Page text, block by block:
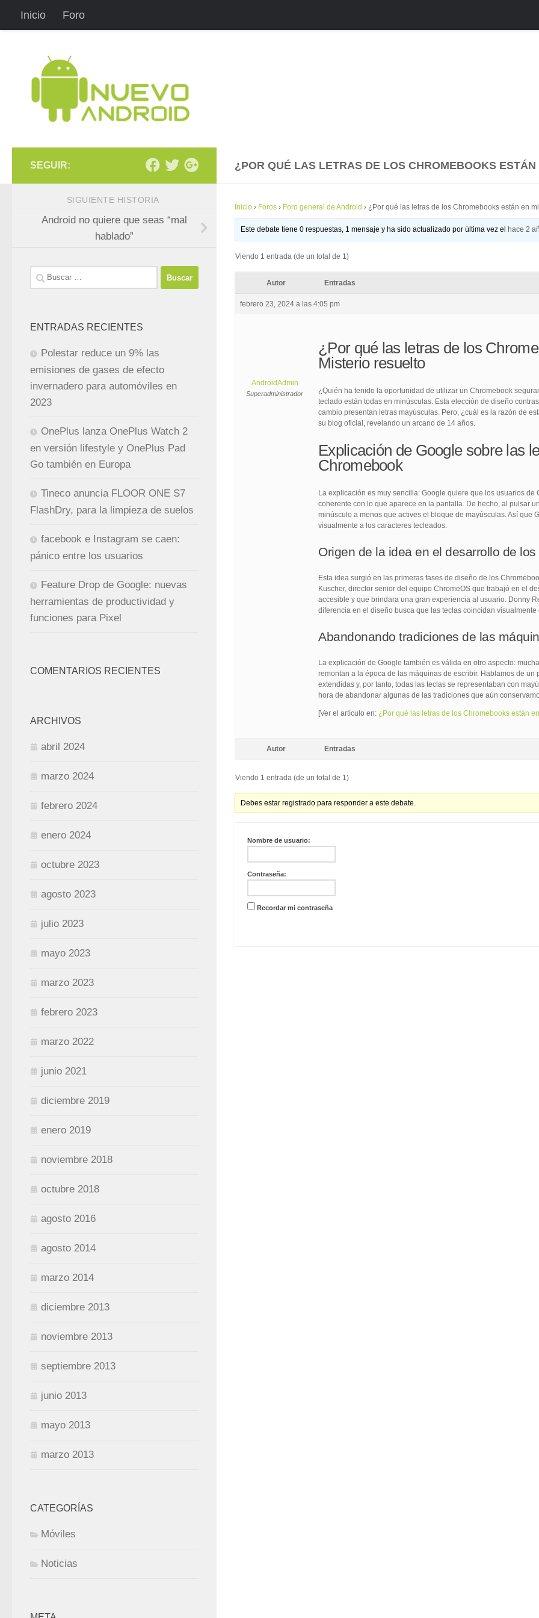
Saltar al contenido
Inicio Foro
¿POR QUÉ LAS LETRAS DE LOS CHROMEBOOKS
Inicio › Foros › Foro general de Android › ¿Por qué las letras de los Chromebooks están en
Este debate tiene 0 respuestas, 1 mensaje y ha sido actualizado por última vez el hace 2
Viendo 1 entrada (de un total de 1)
Autor Entradas
febrero 23, 2024 a las 4:05 pm
AndroidAdmin
Superadministrador
¿Por qué las letras de los
Misterio resuelto
¿Quién ha tenido la oportunidad de utilizar un Chromebook
teclado están todas en minúsculas. Esta elección de diseño
cambio presentan letras mayúsculas. Pero, ¿cuál es la razón de
su blog oficial, revelando un arcano de 14 años.
Explicación de Google sobre las
Chromebook
La explicación es muy sencilla: Google quiere que los usuarios
coherente con lo que aparece en la pantalla. De hecho, al pulsar
minúsculo a menos que actives el bloque de mayúsculas. Así
visualmente a los caracteres tecleados.
Origen de la idea en el desarrollo de
Esta idea surgió en las primeras fases de diseño de los
Kuscher, director senior del equipo ChromeOS que trabajó en el
accesible y que brindara una gran experiencia al usuario. Donny
diferencia en el diseño busca que las teclas coincidan
Abandonando tradiciones de las
La explicación de Google también es válida en otro aspecto:
remontan a la época de las máquinas de escribir. Hablamos de
extendidas y, por tanto, todas las teclas se representaban con
hora de abandonar algunas de las tradiciones que aún
[Ver el artículo en: ¿Por qué las letras de los Chromebooks están
Autor Entradas
Viendo 1 entrada (de un total de 1)
Debes estar registrado para responder a este debate.
Nombre de usuario:
Contraseña:
Recordar mi contraseña
SEGUIR:
SIGUIENTE HISTORIA
Android no quiere que seas “mal
hablado”
Buscar:
ENTRADAS RECIENTES
Polestar reduce un 9% las
emisiones de gases de efecto
invernadero para automóviles en
2023
OnePlus lanza OnePlus Watch 2
en versión lifestyle y OnePlus Pad
Go también en Europa
Tineco anuncia FLOOR ONE S7
FlashDry, para la limpieza de suelos
facebook e Instagram se caen:
pánico entre los usuarios
Feature Drop de Google: nuevas
herramientas de productividad y
funciones para Pixel
COMENTARIOS RECIENTES
ARCHIVOS
abril 2024
marzo 2024
febrero 2024
enero 2024
octubre 2023
agosto 2023
julio 2023
mayo 2023
marzo 2023
febrero 2023
marzo 2022
junio 2021
diciembre 2019
enero 2019
noviembre 2018
octubre 2018
agosto 2016
agosto 2014
marzo 2014
diciembre 2013
noviembre 2013
septiembre 2013
junio 2013
mayo 2013
marzo 2013
CATEGORÍAS
Móviles
Noticias